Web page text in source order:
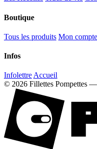
Boutique
Tous les produits Mon compte
Infos
Infolettre Accueil
© 2026 Fillettes Pompettes